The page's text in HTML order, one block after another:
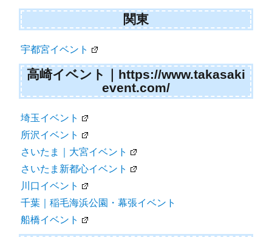
関東
宇都宮イベント
高崎イベント｜https://www.takasaki
event.com/
埼玉イベント
所沢イベント
さいたま｜大宮イベント
さいたま新都心イベント
川口イベント
千葉｜稲毛海浜公園・幕張イベント
船橋イベント